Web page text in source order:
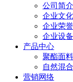
公司简介
企业文化
企业荣誉
企业设备
产品中心
聚酯面料
自然混
营销网络